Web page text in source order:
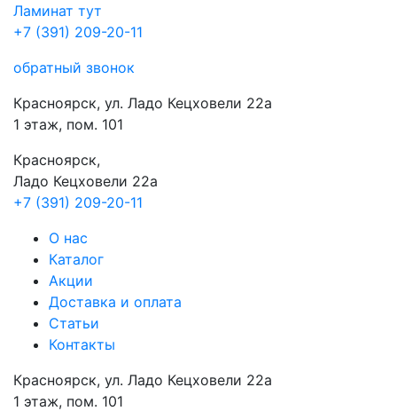
Ламинат тут
+7 (391) 209-20-11
обратный звонок
Красноярск, ул. Ладо Кецховели 22а
1 этаж, пом. 101
Красноярск,
Ладо Кецховели 22a
+7 (391) 209-20-11
О нас
Каталог
Акции
Доставка и оплата
Cтатьи
Контакты
Красноярск, ул. Ладо Кецховели 22а
1 этаж, пом. 101